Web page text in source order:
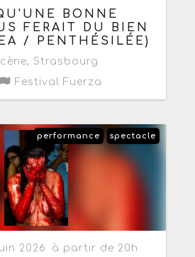
BONNE
FERAIT DU BIEN
/ PENTHÉSILÉE)
, Strasbourg
Festival Fuerza
spectacle
performance
2026 à partir de 20h